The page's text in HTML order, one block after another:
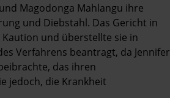
Magodonga Mahlangu ihre
und Diebstahl. Das Gericht in
und überstellte sie in
Verfahrens beantragt, da Jennifer
das ihren
jedoch, die Krankheit